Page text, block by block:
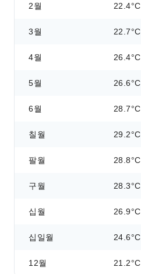
2월 22.4°C
3월 22.7°C
4월 26.4°C
5월 26.6°C
6월 28.7°C
칠월 29.2°C
팔월 28.8°C
구월 28.3°C
십월 26.9°C
십일월 24.6°C
12월 21.2°C